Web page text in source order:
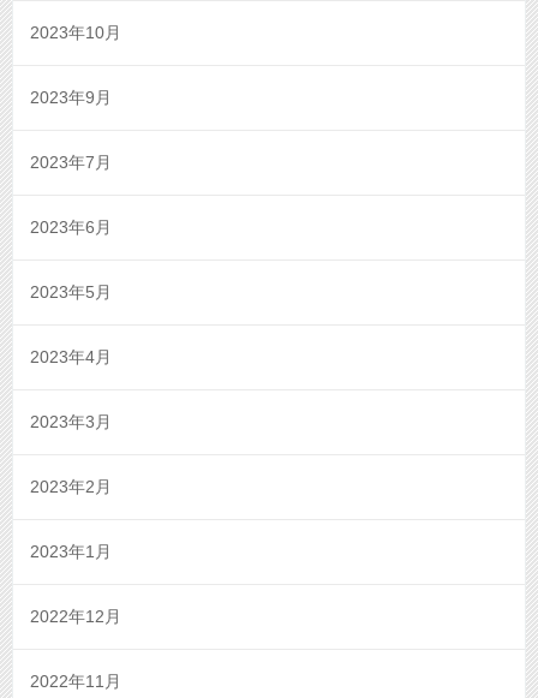
2023年10月
2023年9月
2023年7月
2023年6月
2023年5月
2023年4月
2023年3月
2023年2月
2023年1月
2022年12月
2022年11月